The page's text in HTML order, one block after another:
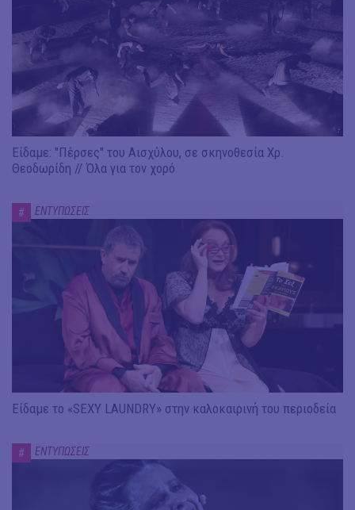
Είδαμε: "Πέρσες" του Αισχύλου, σε σκηνοθεσία Χρ.
Θεοδωρίδη // Όλα για τον χορό
# ΕΝΤΥΠΩΣΕΙΣ
Είδαμε το «SEXY LAUNDRY» στην καλοκαιρινή του περιοδεία
# ΕΝΤΥΠΩΣΕΙΣ